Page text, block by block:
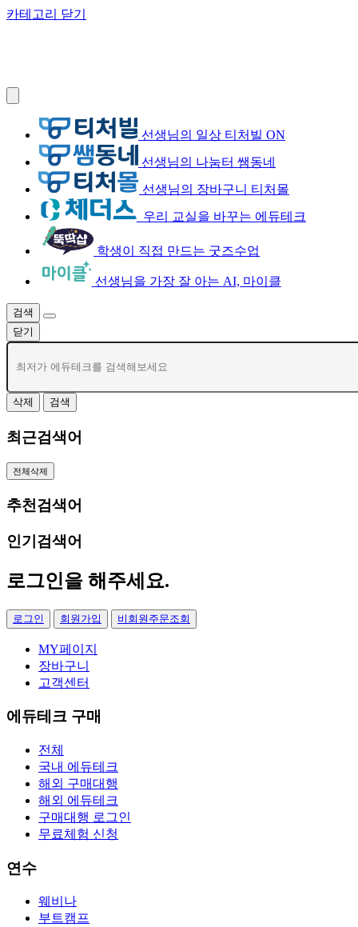
카테고리 닫기
선생님의 일상 티처빌 ON
선생님의 나눔터 쌤동네
선생님의 장바구니 티처몰
우리 교실을 바꾸는 에듀테크
학생이 직접 만드는 굿즈수업
선생님을 가장 잘 아는 AI, 마이클
검색
닫기
삭제 검색
최근검색어
전체삭제
추천검색어
인기검색어
로그인을 해주세요.
로그인 회원가입 비회원주문조회
MY페이지
장바구니
고객센터
에듀테크 구매
전체
국내 에듀테크
해외 구매대행
해외 에듀테크
구매대행 로그인
무료체험 신청
연수
웨비나
부트캠프